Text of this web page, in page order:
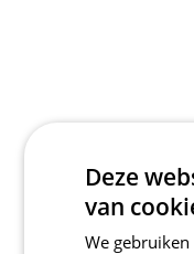
Deze
van
We